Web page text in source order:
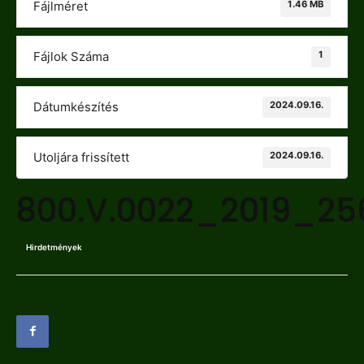
Fájlméret 1.46 MB
Fájlok Száma 1
Dátumkészítés 2024.09.16.
Utoljára frissített 2024.09.16.
Hirdetmények